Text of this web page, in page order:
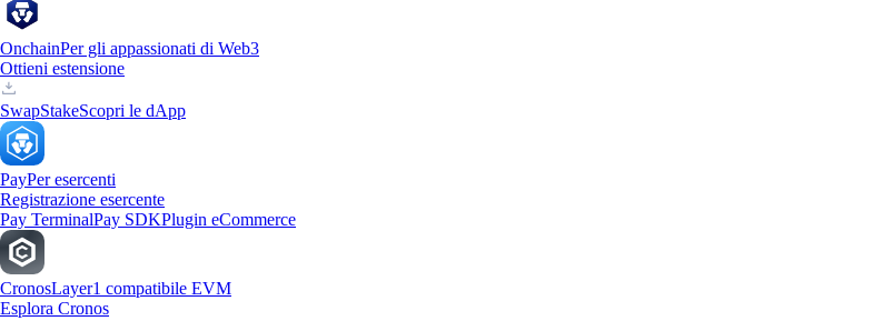
OnchainPer gli appassionati di Web3
Ottieni estensione
SwapStakeScopri le dApp
PayPer esercenti
Registrazione esercente
Pay TerminalPay SDKPlugin eCommerce
CronosLayer1 compatibile EVM
Esplora Cronos